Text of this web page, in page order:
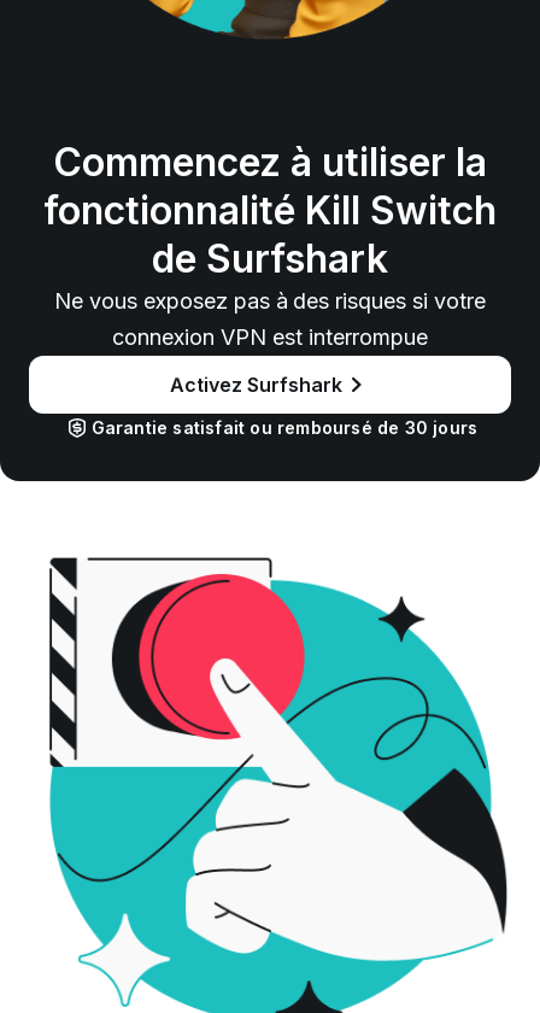
Commencez à utiliser la
fonctionnalité Kill Switch
de Surfshark
Ne vous exposez pas à des risques si votre
connexion VPN est interrompue
Activez Surfshark
Garantie satisfait ou remboursé de 30 jours